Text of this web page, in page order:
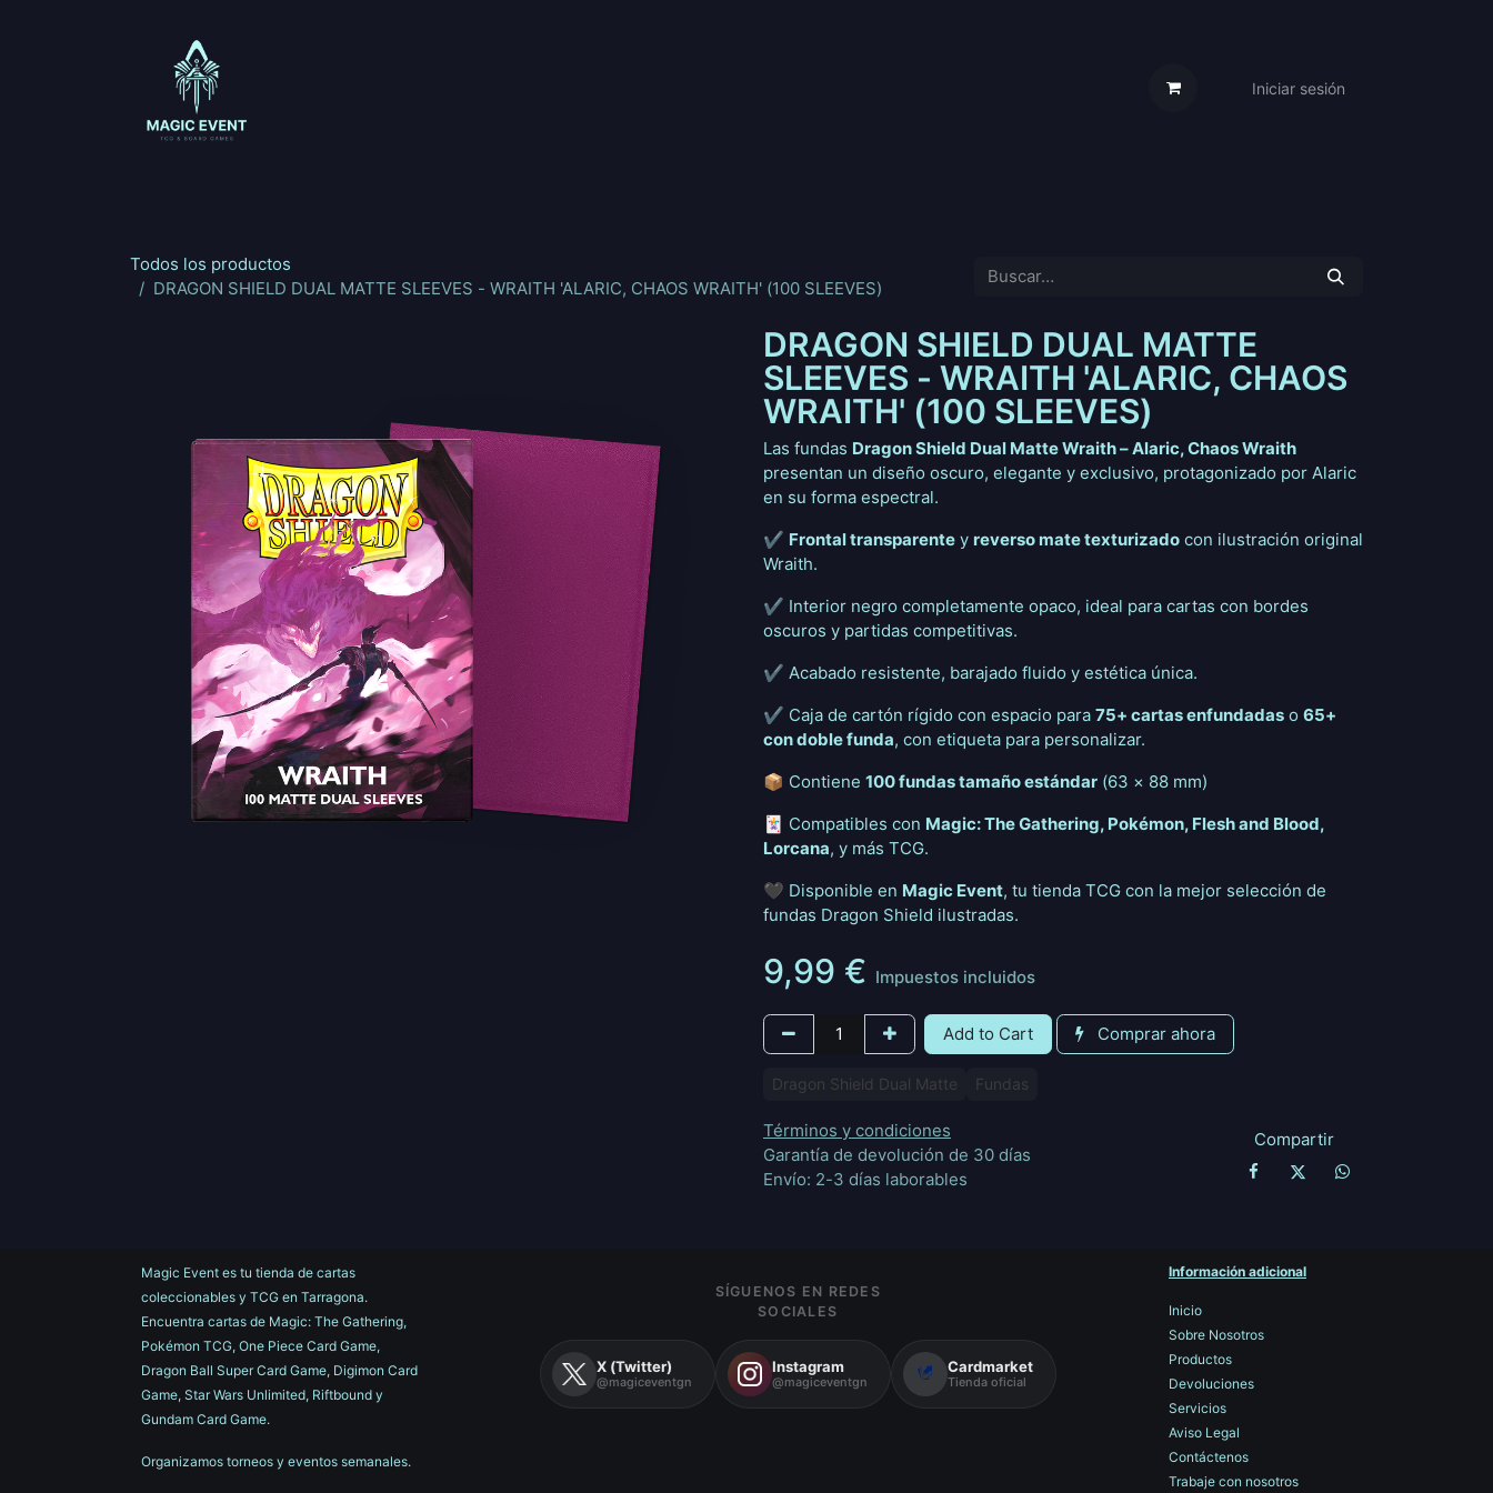
Iniciar sesión
Todos los productos
DRAGON SHIELD DUAL MATTE SLEEVES - WRAITH 'ALARIC, CHAOS WRAITH' (100 SLEEVES)
DRAGON SHIELD DUAL MATTE
SLEEVES - WRAITH 'ALARIC, CHAOS
WRAITH' (100 SLEEVES)
Las fundas Dragon Shield Dual Matte Wraith – Alaric, Chaos Wraith
presentan un diseño oscuro, elegante y exclusivo, protagonizado por Alaric
en su forma espectral.
✔️ Frontal transparente y reverso mate texturizado con ilustración original
Wraith.
✔️ Interior negro completamente opaco, ideal para cartas con bordes
oscuros y partidas competitivas.
✔️ Acabado resistente, barajado fluido y estética única.
✔️ Caja de cartón rígido con espacio para 75+ cartas enfundadas o 65+
con doble funda, con etiqueta para personalizar.
📦 Contiene 100 fundas tamaño estándar (63 × 88 mm)
🃏 Compatibles con Magic: The Gathering, Pokémon, Flesh and Blood,
Lorcana, y más TCG.
🖤 Disponible en Magic Event, tu tienda TCG con la mejor selección de
fundas Dragon Shield ilustradas.
9,99 € Impuestos incluidos
Add to Cart Comprar ahora
Dragon Shield Dual Matte Fundas
Términos y condiciones
Garantía de devolución de 30 días
Envío: 2-3 días laborables
Compartir
Magic Event es tu tienda de cartas
coleccionables y TCG en Tarragona.
Encuentra cartas de Magic: The Gathering,
Pokémon TCG, One Piece Card Game,
Dragon Ball Super Card Game, Digimon Card
Game, Star Wars Unlimited, Riftbound y
Gundam Card Game.
Organizamos torneos y eventos semanales.
SÍGUENOS EN REDES
SOCIALES
X (Twitter)
@magiceventgn
Instagram
@magiceventgn
Cardmarket
Tienda oficial
Información adicional
Inicio
Sobre Nosotros
Productos
Devoluciones
Servicios
Aviso Legal
Contáctenos
Trabaje con nosotros